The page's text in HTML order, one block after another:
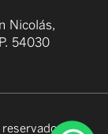
Nicolás,
54030